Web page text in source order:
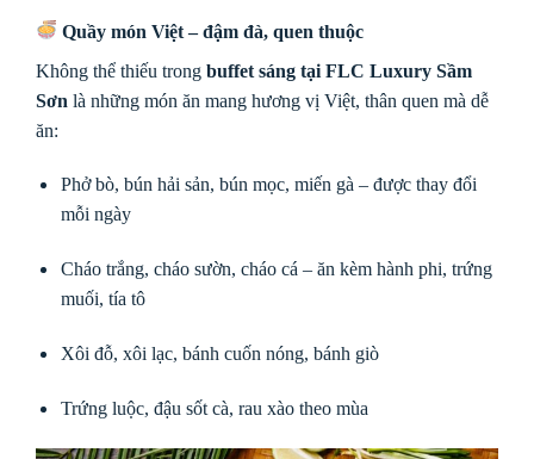
Quầy món Việt – đậm đà, quen thuộc
Không thể thiếu trong buffet sáng tại FLC Luxury Sầm
Sơn là những món ăn mang hương vị Việt, thân quen mà dễ
ăn:
Phở bò, bún hải sản, bún mọc, miến gà – được thay đổi
mỗi ngày
Cháo trắng, cháo sườn, cháo cá – ăn kèm hành phi, trứng
muối, tía tô
Xôi đỗ, xôi lạc, bánh cuốn nóng, bánh giò
Trứng luộc, đậu sốt cà, rau xào theo mùa